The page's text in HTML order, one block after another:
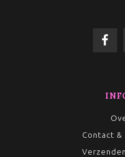
Contact